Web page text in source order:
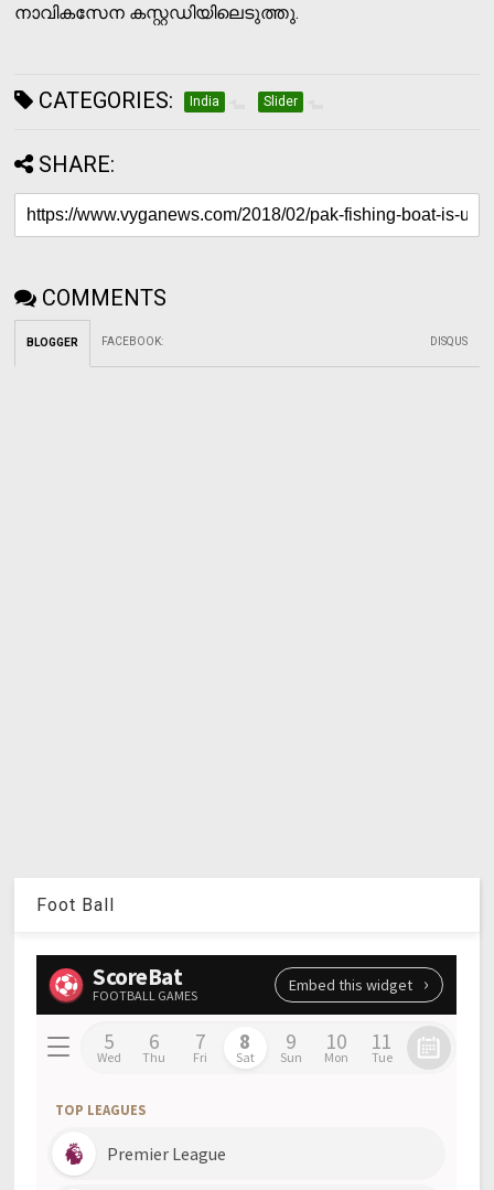
നാവികസേന കസ്റ്റഡിയിലെടുത്തു.
CATEGORIES: India Slider
SHARE:
COMMENTS
BLOGGER FACEBOOK: DISQUS
Foot Ball